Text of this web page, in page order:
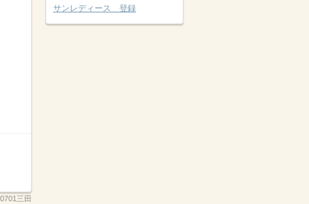
三田
サンレディース 登録